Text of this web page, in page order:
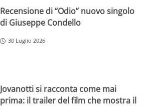
Recensione di “Odio” nuovo singolo
di Giuseppe Condello
30 Luglio 2026
Jovanotti si racconta come mai
prima: il trailer del film che mostra il